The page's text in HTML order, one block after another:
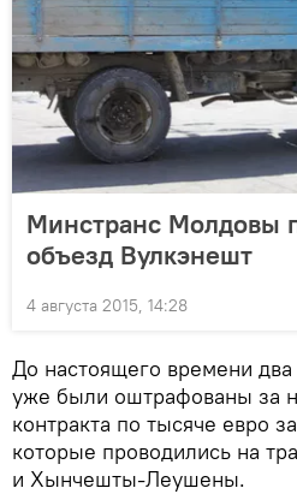
Минстранс Молдовы
объезд Вулкэнешт
4 августа 2015, 14:28
До настоящего времени два
уже были оштрафованы за
контракта по тысяче евро
которые проводились на
и Хынчешты-Леушены.